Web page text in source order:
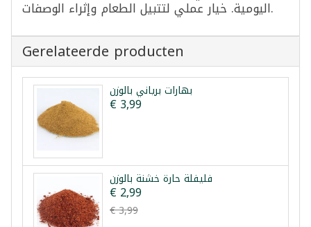
اليومية. خيار عملي لتتبيل الطعام وإثراء الوصفات.
Gerelateerde producten
بهارات برياني بالوزن
€ 3,99
فليفلة حارة خشنة بالوزن
€ 2,99
€ 3,99